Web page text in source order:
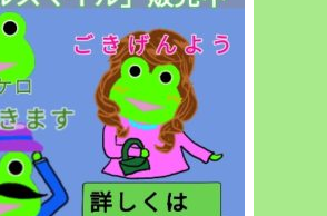
ス
ポ
界